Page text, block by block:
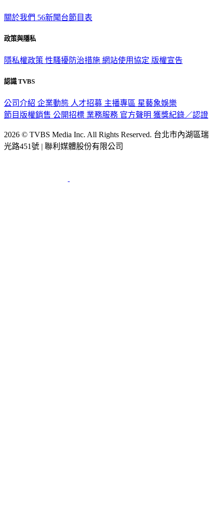
關於我們 56新聞台節目表
政策與隱私
隱私權政策 性騷擾防治措施 網站使用協定 版權宣告
認識 TVBS
公司介紹 企業動態 人才招募 主播專區 星藝象娛樂
節目版權銷售 公開招標 業務服務 官方聲明 獲獎紀錄／認證
2026 © TVBS Media Inc. All Rights Reserved. 台北市內湖區瑞
光路451號 | 聯利媒體股份有限公司